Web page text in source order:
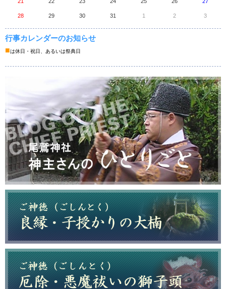
21 22 23 24 25 26 27
28 29 30 31 1 2 3
行事カレンダーのお知らせ
■は休日・祝日、あるいは祭典日